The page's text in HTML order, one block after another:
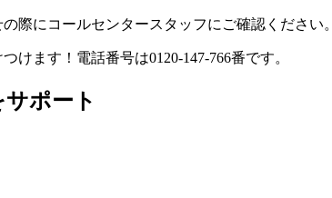
際にコールセンタースタッフにご確認ください。
ポート